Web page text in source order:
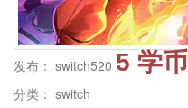
发布： switch520 5 学币
分类： switch